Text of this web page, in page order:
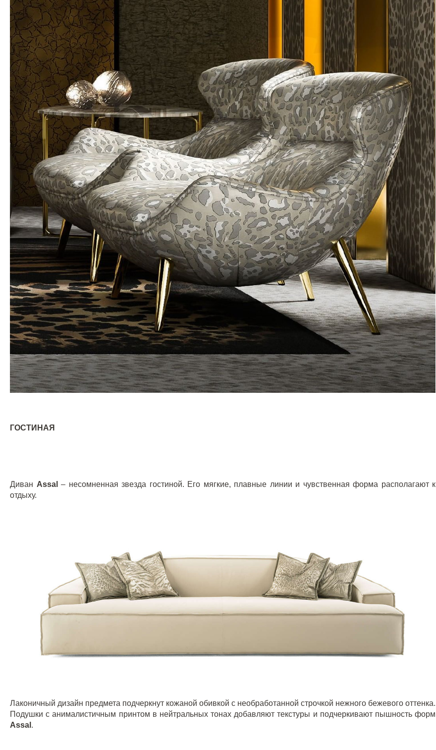
ГОСТИНАЯ
Диван Assal – несомненная звезда гостиной. Его мягкие, плавные линии и чувственная форма располагают к
отдыху.
Лаконичный дизайн предмета подчеркнут кожаной обивкой с необработанной строчкой нежного бежевого оттенка.
Подушки с анималистичным принтом в нейтральных тонах добавляют текстуры и подчеркивают пышность форм
Assal .